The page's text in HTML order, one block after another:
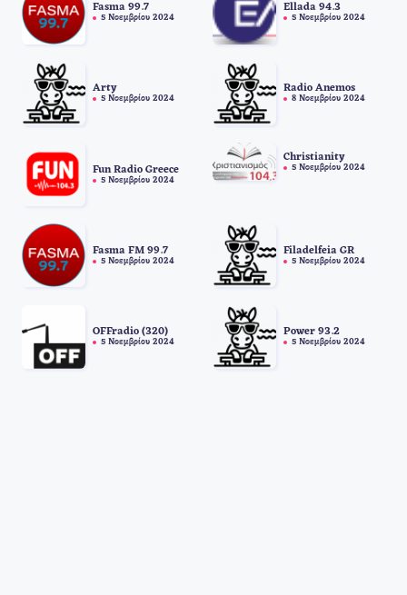
Fasma 99.7
5 Νοεμβρίου 2024
Ellada 94.3
5 Νοεμβρίου 2024
Arty
5 Νοεμβρίου 2024
Radio Anemos
8 Νοεμβρίου 2024
Fun Radio Greece
5 Νοεμβρίου 2024
Christianity
5 Νοεμβρίου 2024
Fasma FM 99.7
5 Νοεμβρίου 2024
Filadelfeia GR
5 Νοεμβρίου 2024
OFFradio (320)
5 Νοεμβρίου 2024
Power 93.2
5 Νοεμβρίου 2024